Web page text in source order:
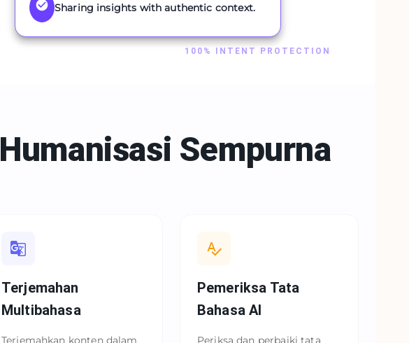
Sharing insights with authentic context.
100% INTENT PROTECTION
Humanisasi Sempurna
Terjemahan
Multibahasa
Terjemahkan konten dalam
Pemeriksa Tata
Bahasa AI
Periksa dan perbaiki tata